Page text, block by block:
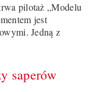
pilotaż „Modelu
jest
Jedną z
saperów